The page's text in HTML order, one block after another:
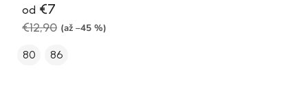
od €7
€12,90 (až –45 %)
80 86